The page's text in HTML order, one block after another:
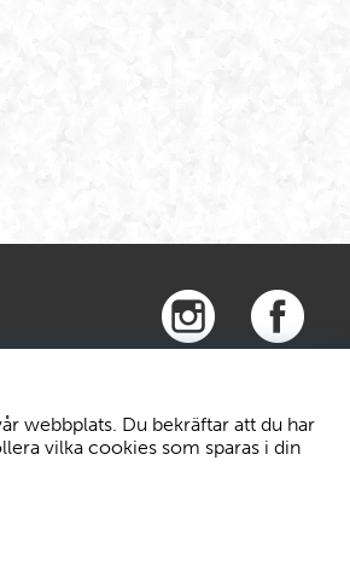
webbplats. Du bekräftar att du har
vilka cookies som sparas i din